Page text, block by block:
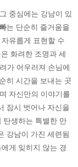
중심에는 강남이 있
는 단순히 즐거움을
유롭게 표현할 수
화려한 조명과 세
가 어우러져 손님에
히 시간을 보내는 곳
자신만의 이야기를
잠시 벗어나 자신을
탄생하는 특별한 만
강남이 가진 세련됨
게 잊히지 않는 경